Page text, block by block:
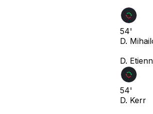
54'
D.
D.
54'
D. Kerr